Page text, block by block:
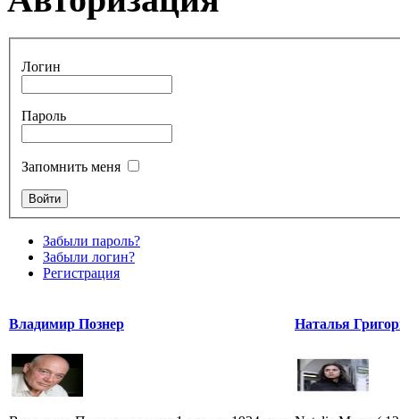
Логин
Пароль
Запомнить меня
Забыли пароль?
Забыли логин?
Регистрация
Владимир Познер Наталья